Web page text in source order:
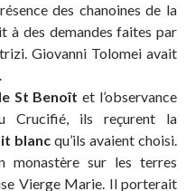
des chanoines de la
à des demandes faites par
Giovanni Tolomei avait
St Benoît et l’observance
Crucifié, ils reçurent la
blanc qu’ils avaient choisi.
monastère sur les terres
Vierge Marie. Il porterait